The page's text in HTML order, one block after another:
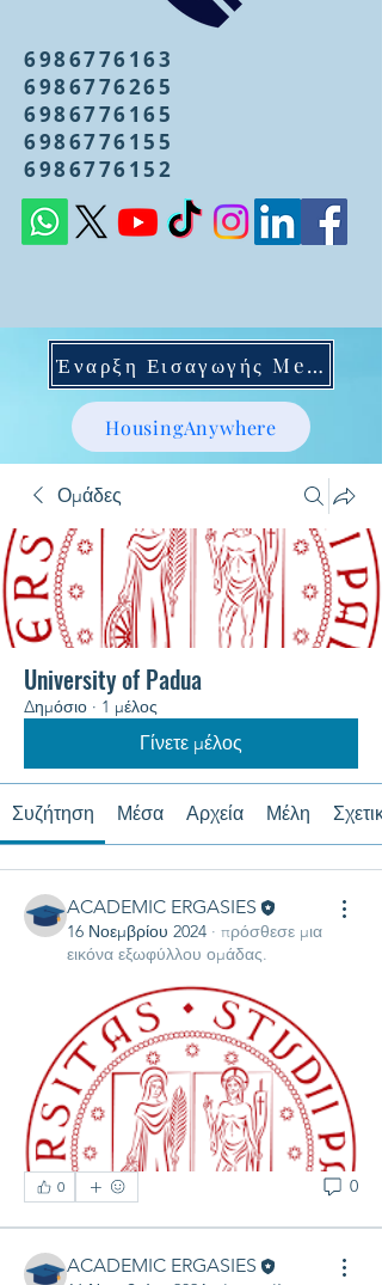
6986776163
6986776265
6986776165
6986776155
6986776152
Έναρξη Εισαγωγής Mentoring
HousingAnywhere
Ομάδες
University of Padua
Δημόσιο · 1 μέλος
Γίνετε μέλος
Συζήτηση Μέσα Αρχεία Μέλη
ACADEMIC ERGASIES
16 Νοεμβρίου 2024 · πρόσθεσε μια
εικόνα εξωφύλλου ομάδας.
0 0
ACADEMIC ERGASIES